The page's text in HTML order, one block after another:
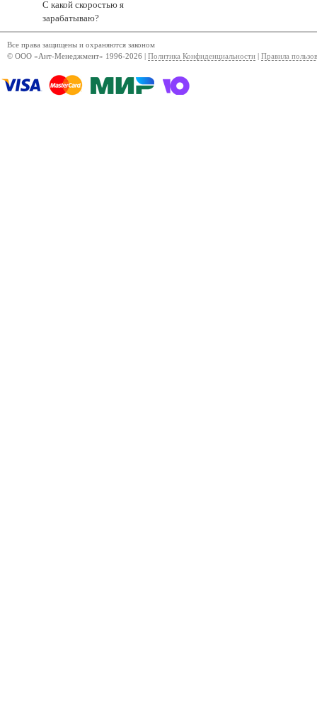
С какой скоростью я
зарабатываю?
Все права защищены и охраняются законом
© ООО «Ант-Менеджмент» 1996-2026 | Политика Конфиденциальности Правила